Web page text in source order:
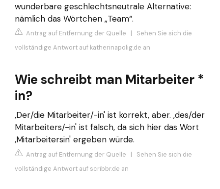
wunderbare geschlechtsneutrale Alternative:
nämlich das Wörtchen „Team“.
Antrag auf Entfernung der Quelle | Sehen Sie sich die
vollständige Antwort auf katherinapolig.de an
Wie schreibt man Mitarbeiter *
in?
‚Der/die Mitarbeiter/-in' ist korrekt, aber. ‚des/der
Mitarbeiters/-in' ist falsch, da sich hier das Wort
‚Mitarbeitersin' ergeben würde.
Antrag auf Entfernung der Quelle | Sehen Sie sich die
vollständige Antwort auf scribbr.de an